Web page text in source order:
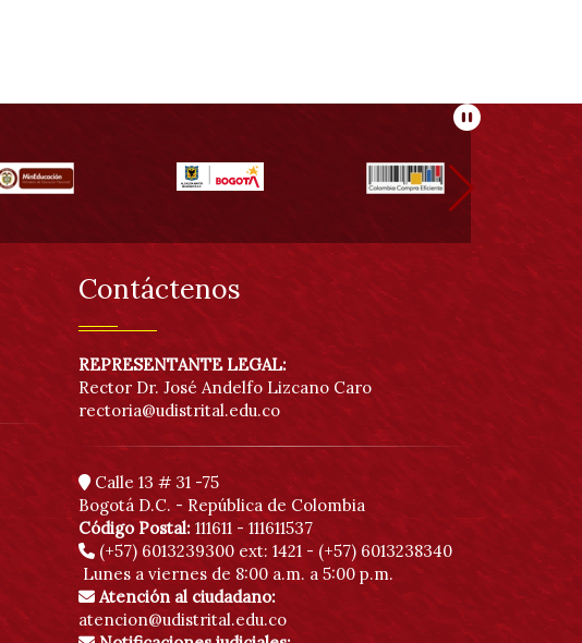
Contáctenos
REPRESENTANTE LEGAL:
Rector Dr. José Andelfo Lizcano Caro
rectoria@udistrital.edu.co
Calle 13 # 31 -75
Bogotá D.C. - República de Colombia
Código Postal: 111611 - 111611537
(+57) 6013239300 ext: 1421 - (+57) 6013238340
Lunes a viernes de 8:00 a.m. a 5:00 p.m.
Atención al ciudadano:
atencion@udistrital.edu.co